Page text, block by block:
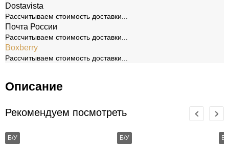
Dostavista
Рассчитываем стоимость доставки...
Почта России
Рассчитываем стоимость доставки...
Boxberry
Рассчитываем стоимость доставки...
Описание
Рекомендуем посмотреть
Б/У Б/У Б/